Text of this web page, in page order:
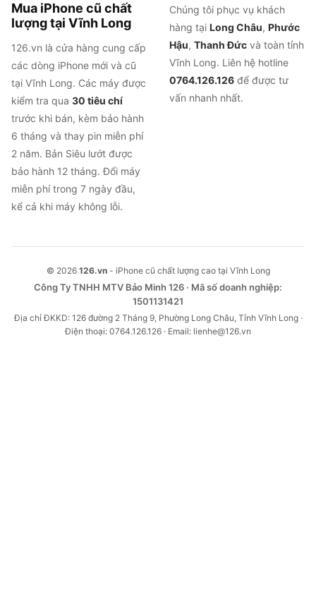
Mua iPhone cũ chất
lượng tại Vĩnh Long
126.vn là cửa hàng cung cấp
các dòng iPhone mới và cũ
tại Vĩnh Long. Các máy được
kiểm tra qua 30 tiêu chí
trước khi bán, kèm bảo hành
6 tháng và thay pin miễn phí
2 năm. Bản Siêu lướt được
bảo hành 12 tháng. Đổi máy
miễn phí trong 7 ngày đầu,
kể cả khi máy không lỗi.
Chúng tôi phục vụ khách
hàng tại Long Châu, Phước
Hậu, Thanh Đức và toàn tỉnh
Vĩnh Long. Liên hệ hotline
0764.126.126 để được tư
vấn nhanh nhất.
© 2026 126.vn- iPhone cũ chất lượng cao tại Vĩnh Long
Công Ty TNHH MTV Bảo Minh 126 · Mã số doanh nghiệp:
1501131421
Địa chỉ ĐKKD: 126 đường 2 Tháng 9, Phường Long Châu, Tỉnh Vĩnh Long ·
Điện thoại: 0764.126.126 · Email: lienhe@126.vn